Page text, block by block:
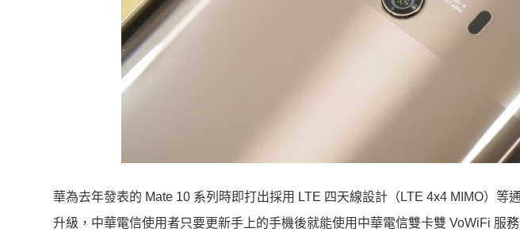
華為去年發表的 Mate 10 系列時即打出採用 LTE 四天線設計（LTE 4x4 MIMO）等
升級，中華電信使用者只要更新手上的手機後就能使用中華電信雙卡雙 VoWiFi 服務